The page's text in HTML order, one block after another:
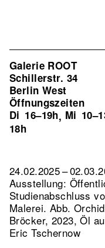
Galerie ROOT
Schillerstr. 34
Berlin West
Öffnungszeiten
Di 16–19h, Mi
18h
24.02.2025 –
Ausstellung:
Studienabschluss
Malerei. Abb.
Bröcker, 2023, Öl
Eric Tschernow